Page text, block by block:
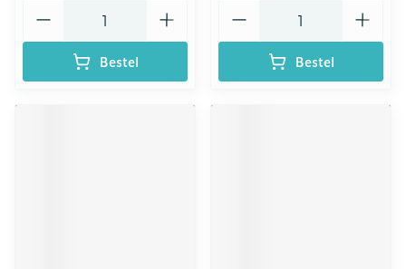
Bestel Bestel